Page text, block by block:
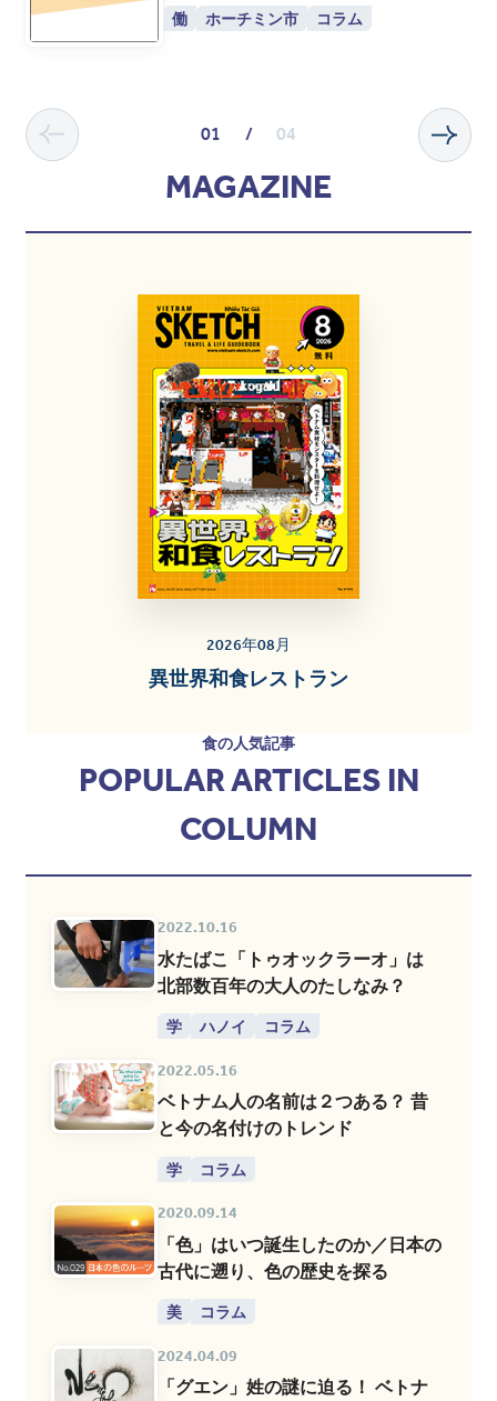
働 ホーチミン市 コラム
01 / 04
MAGAZINE
2026年08月
異世界和食レストラン
食の人気記事
POPULAR ARTICLES IN
COLUMN
2022.10.16
水たばこ「トゥオックラーオ」は
北部数百年の大人のたしなみ？
学 ハノイ コラム
2022.05.16
ベトナム人の名前は２つある？ 昔
と今の名付けのトレンド
学 コラム
2020.09.14
「色」はいつ誕生したのか／日本の
古代に遡り、色の歴史を探る
美 コラム
2024.04.09
「グエン」姓の謎に迫る！ ベトナ